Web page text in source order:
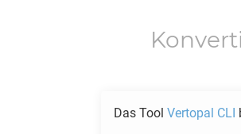
Das Tool Vertopal CLI